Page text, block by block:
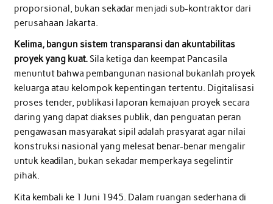
proporsional, bukan sekadar menjadi sub-kontraktor dari
perusahaan Jakarta.
Kelima, bangun sistem transparansi dan akuntabilitas
proyek yang kuat.Sila ketiga dan keempat Pancasila
menuntut bahwa pembangunan nasional bukanlah proyek
keluarga atau kelompok kepentingan tertentu. Digitalisasi
proses tender, publikasi laporan kemajuan proyek secara
daring yang dapat diakses publik, dan penguatan peran
pengawasan masyarakat sipil adalah prasyarat agar nilai
konstruksi nasional yang melesat benar-benar mengalir
untuk keadilan, bukan sekadar memperkaya segelintir
pihak.
Kita kembali ke 1 Juni 1945. Dalam ruangan sederhana di